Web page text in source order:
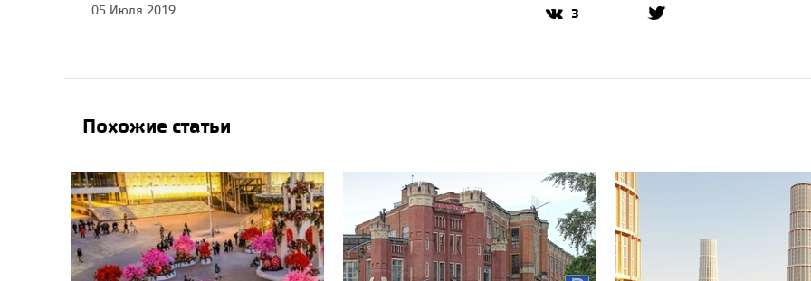
05 Июля 2019 3
Похожие статьи